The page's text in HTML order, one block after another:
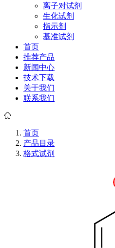
离子对试剂
生化试剂
指示剂
基准试剂
首页
推荐产品
新闻中心
技术下载
关于我们
联系我们
首页
产品目录
格式试剂